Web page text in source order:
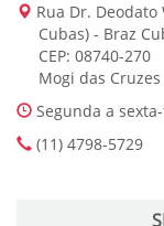
Rua Dr.
Cubas) - Braz
CEP: 08740-270
Mogi das Cruzes
Segunda a
(11) 4798-5729